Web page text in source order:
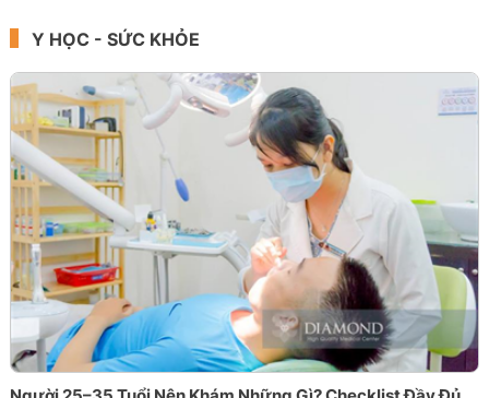
Y HỌC - SỨC KHỎE